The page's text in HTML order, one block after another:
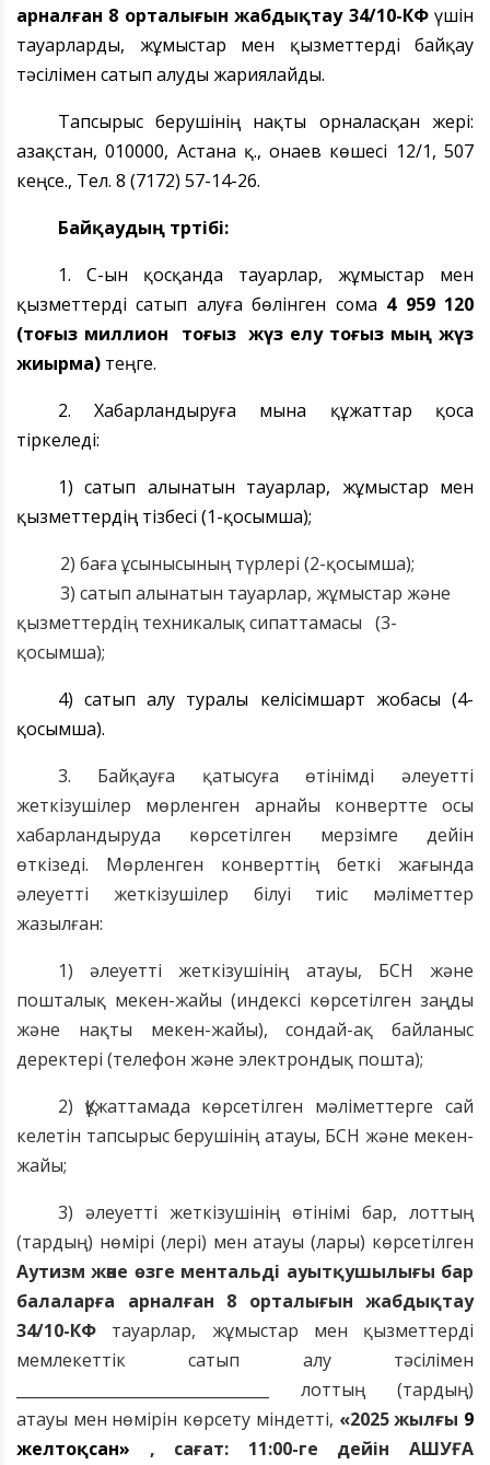
арналған 8 орталығын жабдықтау 34/10-КФүшін
тауарларды, жұмыстар мен қызметтерді байқау
тәсілімен сатып алуды жариялайды.
Тапсырыс берушінің нақты орналасқан жері:
Қазақстан, 010000, Астана қ., Қонаев көшесі 12/1, 507
кеңсе., Тел. 8 (7172) 57-14-26.
Байқаудың тәртібі:
1. ҚҚС-ын қосқанда тауарлар, жұмыстар мен
қызметтерді сатып алуға бөлінген сома 4 959 120
(тоғыз миллион тоғыз жүз елу тоғыз мың жүз
жиырма) теңге.
2. Хабарландыруға мына құжаттар қоса
тіркеледі:
1) сатып алынатын тауарлар, жұмыстар мен
қызметтердің тізбесі (1-қосымша);
2) баға ұсынысының түрлері (2-қосымша);
3) сатып алынатын тауарлар, жұмыстар және
қызметтердің техникалық сипаттамасы (3-
қосымша);
4) сатып алу туралы келісімшарт жобасы (4-
қосымша).
3. Байқауға қатысуға өтінімді әлеуетті
жеткізушілер мөрленген арнайы конвертте осы
хабарландыруда көрсетілген мерзімге дейін
өткізеді. Мөрленген конверттің беткі жағында
әлеуетті жеткізушілер білуі тиіс мәліметтер
жазылған:
1) әлеуетті жеткізушінің атауы, БСН және
пошталық мекен-жайы (индексі көрсетілген заңды
және нақты мекен-жайы), сондай-ақ байланыс
деректері (телефон және электрондық пошта);
2) Құжаттамада көрсетілген мәліметтерге сай
келетін тапсырыс берушінің атауы, БСН және мекен-
жайы;
3) әлеуетті жеткізушінің өтінімі бар, лоттың
(тардың) нөмірі (лері) мен атауы (лары) көрсетілген
Аутизм және өзге ментальді ауытқушылығы бар
балаларға арналған 8 орталығын жабдықтау
34/10-КФ
тауарлар, жұмыстар мен қызметтерді
мемлекеттік сатып алу тәсілімен
_________________________________ лоттың (тардың)
атауы мен нөмірін көрсету міндетті, «2025 жылғы 9
желтоқсан» , сағат: 11:00-ге дейін АШУҒА